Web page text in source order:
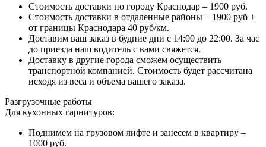
Стоимость доставки по городу Краснодар – 1900 руб.
Стоимость доставки в отдаленные районы – 1900 руб +
от границы Краснодара 40 руб/км.
Доставим ваш заказ в будние дни с 14:00 до 22:00. За час
до приезда наш водитель с вами свяжется.
Доставку в другие города сможем осуществить
транспортной компанией. Стоимость будет рассчитана
исходя из веса и объема вашего заказа.
Разгрузочные работы
Для кухонных гарнитуров:
Поднимем на грузовом лифте и занесем в квартиру –
1000 руб.